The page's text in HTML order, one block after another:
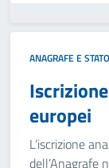
ANAGRAFE E
europei
L’iscrizione
dell’Anagrafe